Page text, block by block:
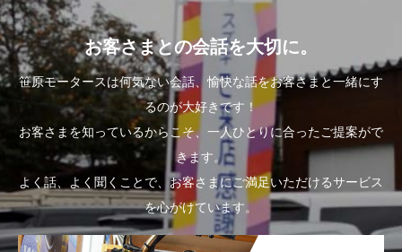
お客さまとの会話を大切に。
笹原モータースは何気ない会話、愉快な話をお客さまと一緒にす
るのが大好きです！
お客さまを知っているからこそ、一人ひとりに合ったご提案がで
きます。
よく話、よく聞くことで、お客さまにご満足いただけるサービス
を心がけています。